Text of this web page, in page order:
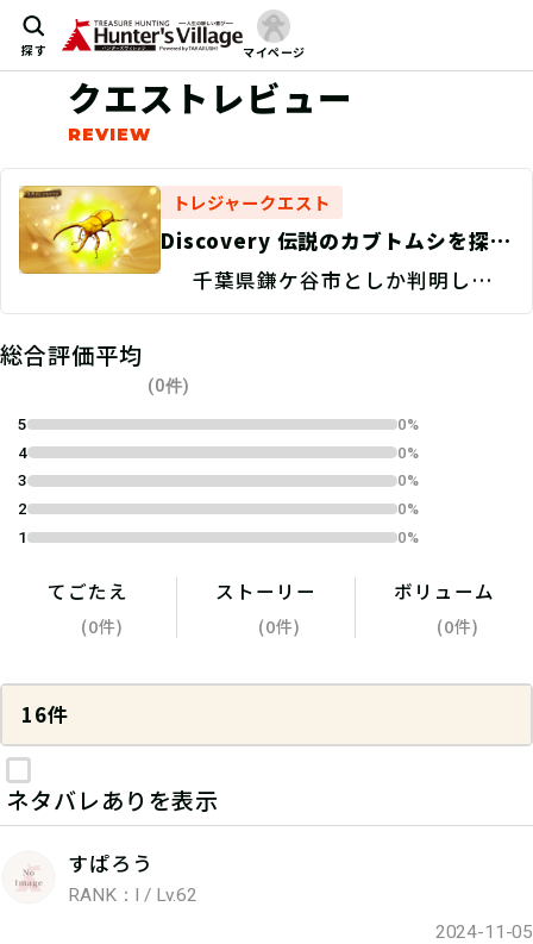
探す マイページ
クエストレビュー
トレジャークエスト
Discovery 伝説のカブトムシを探
せ！/捜索地点特定
千葉県鎌ケ谷市としか判明してい
ない。
総合評価平均
(0件)
5
0%
4
0%
3
0%
2
0%
1
0%
てごたえ
(0件)
ストーリー
(0件)
ボリューム
(0件)
16件
ネタバレありを表示
すぱろう
RANK：I / Lv.62
2024-11-05